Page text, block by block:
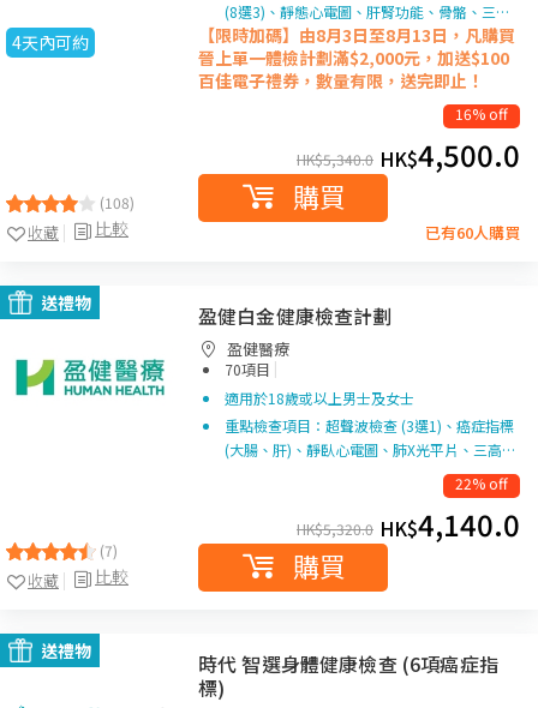
4天內可約
(108)
比較
收藏
(8選3)、靜態心電圖、肝腎功能、骨骼、三…
【限時加碼】由8月3日至8月13日，凡購買
晉上單一體檢計劃滿$2,000元，加送$100
百佳電子禮券，數量有限，送完即止！
16% off
HK$5,340.0 HK$4,500.0
購買
已有60人購買
送禮物
(7)
比較
收藏
盈健白金健康檢查計劃
盈健醫療
70項目 |
適用於18歲或以上男士及女士
重點檢查項目：超聲波檢查 (3選1)、癌症指標
(大腸、肝)、靜臥心電圖、肺X光平片、三高…
22% off
HK$5,320.0 HK$4,140.0
購買
送禮物
時代 智選身體健康檢查 (6項癌症指
標)